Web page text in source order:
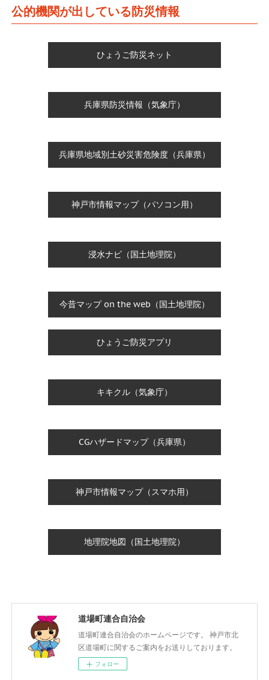
公的機関が出している防災情報
ひょうご防災ネット
兵庫県防災情報（気象庁）
兵庫県地域別土砂災害危険度（兵庫県）
神戸市情報マップ（パソコン用）
浸水ナビ（国土地理院）
今昔マップ on the web（国土地理院）
ひょうご防災アプリ
キキクル（気象庁）
CGハザードマップ（兵庫県）
神戸市情報マップ（スマホ用）
地理院地図（国土地理院）
道場町連合自治会
道場町連合自治会のホームページです。 神戸市北
区道場町に関するご案内をお送りしております。
フォロー